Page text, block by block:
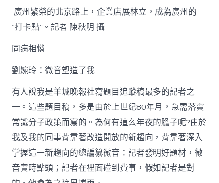
廣州繁榮的北京路上，企業店展林立，成為廣州的
“打卡點”。記者 陳秋明 攝
同病相憐
劉婉玲：微音塑造了我
有人說我是羊城晚報社寫題目追蹤稿最多的記者之
一。這些題目稿，多是由於上世紀80年月，急需落實
常識分子政策而寫的。為何有這么年夜的膽子呢?由於
我及我的同事背靠著改造開放的新趨向，背靠著深入
掌握這一新趨向的總編纂微音：記者發明好題材，微
音實時點頭；記者在裡面碰到費事，假如記者是對